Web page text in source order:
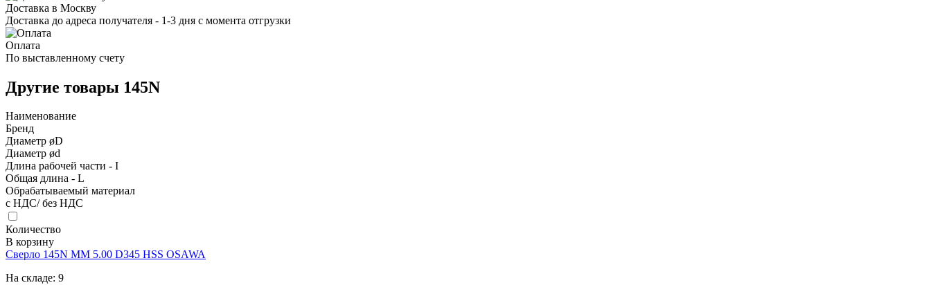
Доставка в Москву
Доставка до адреса получателя - 1-3 дня с момента отгрузки
Оплата
По выставленному счету
Другие товары 145N
Наименование
Бренд
Диаметр øD
Диаметр ød
Длина рабочей части - I
Общая длина - L
Обрабатываемый материал
с НДС/ без НДС
Количество
В корзину
Сверло 145N MM 5.00 D345 HSS OSAWA
На складе: 9